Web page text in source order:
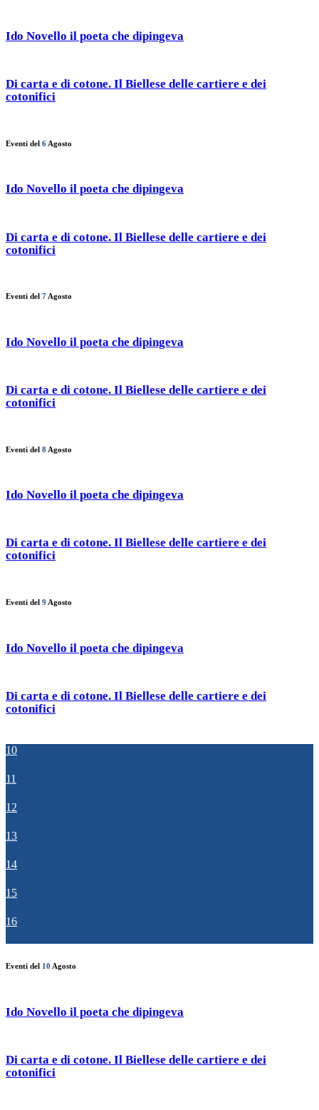
Ido Novello il poeta che dipingeva
Di carta e di cotone. Il Biellese delle cartiere e dei
cotonifici
Eventi del 6 Agosto
Ido Novello il poeta che dipingeva
Di carta e di cotone. Il Biellese delle cartiere e dei
cotonifici
Eventi del 7 Agosto
Ido Novello il poeta che dipingeva
Di carta e di cotone. Il Biellese delle cartiere e dei
cotonifici
Eventi del 8 Agosto
Ido Novello il poeta che dipingeva
Di carta e di cotone. Il Biellese delle cartiere e dei
cotonifici
Eventi del 9 Agosto
Ido Novello il poeta che dipingeva
Di carta e di cotone. Il Biellese delle cartiere e dei
cotonifici
10
11
12
13
14
15
16
Eventi del 10 Agosto
Ido Novello il poeta che dipingeva
Di carta e di cotone. Il Biellese delle cartiere e dei
cotonifici